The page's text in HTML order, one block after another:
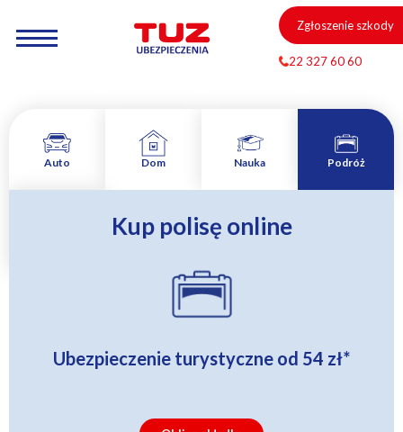
Zgłoszenie szkody
22 327 60 60
Auto Dom Nauka Podróż
Kup polisę online
Ubezpieczenie turystyczne od 54 zł*